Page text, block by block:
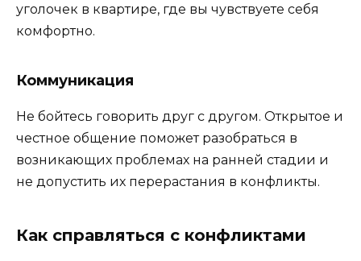
уголочек в квартире, где вы чувствуете себя
комфортно.
Коммуникация
Не бойтесь говорить друг с другом. Открытое и
честное общение поможет разобраться в
возникающих проблемах на ранней стадии и
не допустить их перерастания в конфликты.
Как справляться с конфликтами